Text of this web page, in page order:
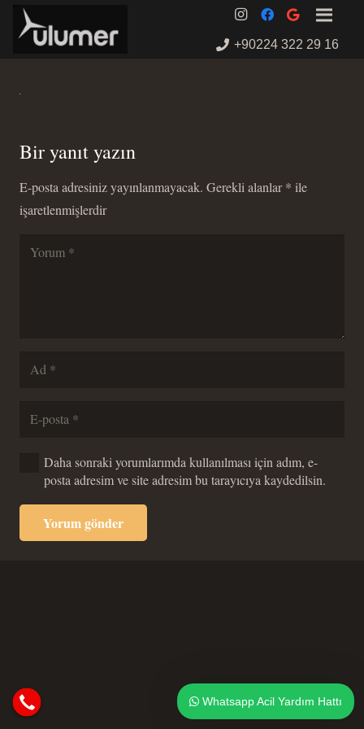
+90224 322 29 16
Bir yanıt yazın
E-posta adresiniz yayınlanmayacak. Gerekli alanlar* ile
işaretlenmişlerdir
Daha sonraki yorumlarımda kullanılması için adım, e-
posta adresim ve site adresim bu tarayıcıya kaydedilsin.
Yorum gönder
Whatsapp Acil Yardım Hattı